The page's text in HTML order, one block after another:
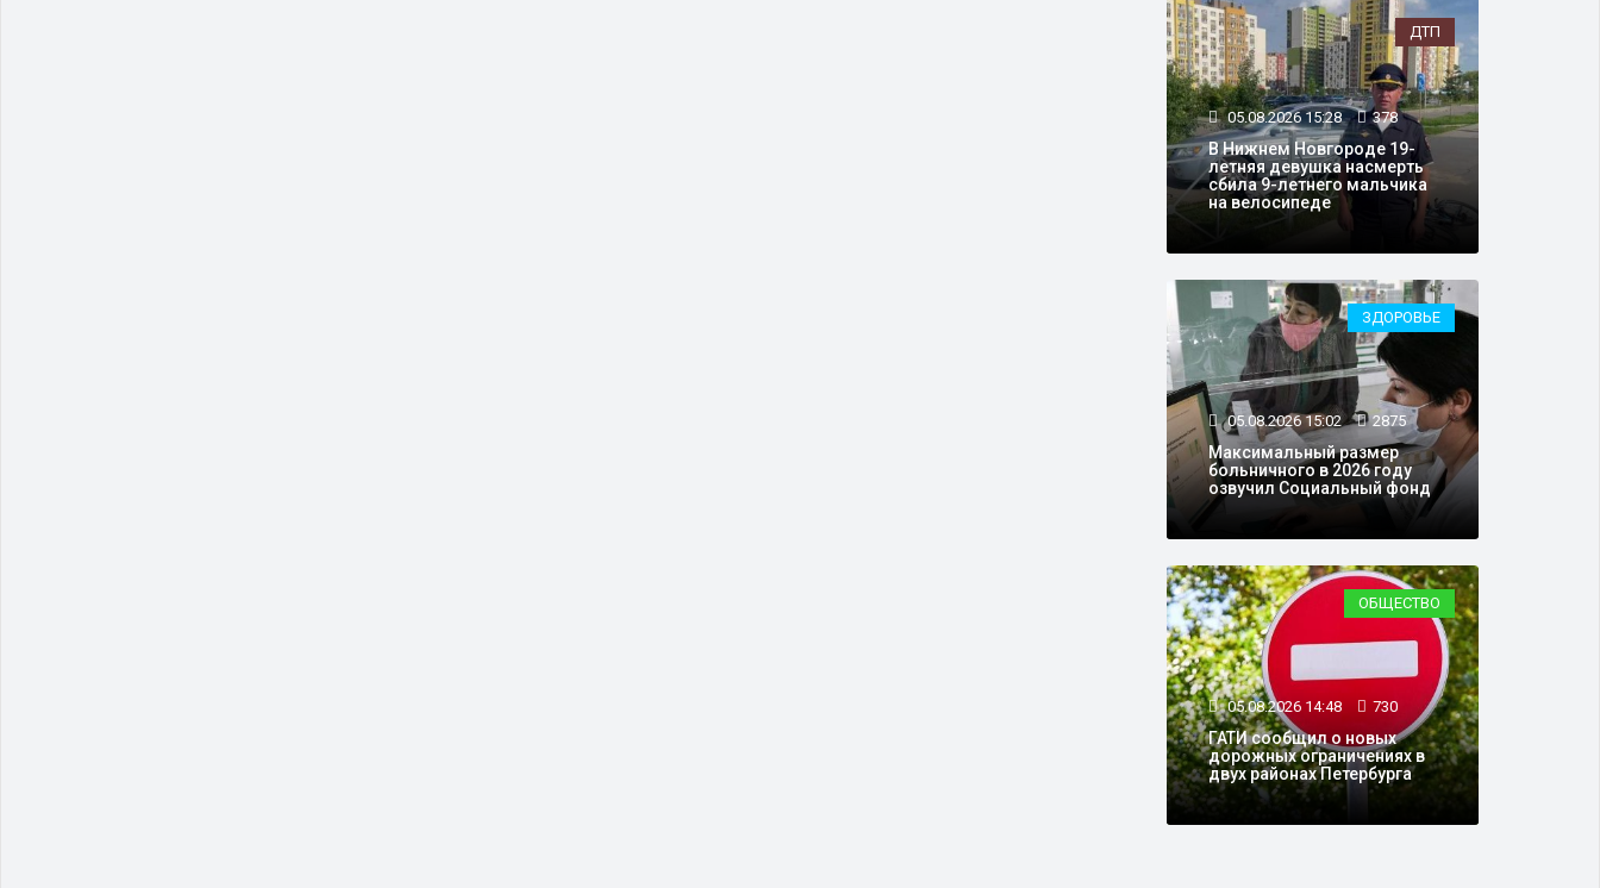
ДТП
05.08.2026 15:28 378
В Нижнем Новгороде 19-
летняя девушка насмерть
сбила 9-летнего мальчика
на велосипеде
ЗДОРОВЬЕ
05.08.2026 15:02 2875
Максимальный размер
больничного в 2026 году
озвучил Социальный фонд
ОБЩЕСТВО
05.08.2026 14:48 730
ГАТИ сообщил о новых
дорожных ограничениях в
двух районах Петербурга